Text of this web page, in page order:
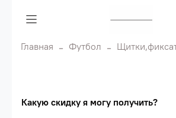
Главная Футбол
Какую скидку я могу получить?